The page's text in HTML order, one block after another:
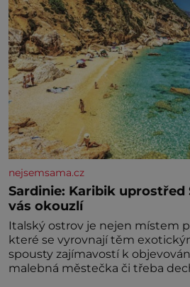
nejsemsama.cz
Sardinie: Karibik
vás okouzlí
Italský ostrov je nejen místem
které se vyrovnají těm
spousty zajímavostí k
malebná městečka či třeba